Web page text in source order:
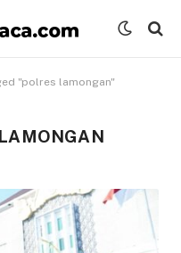
"polres lamongan"